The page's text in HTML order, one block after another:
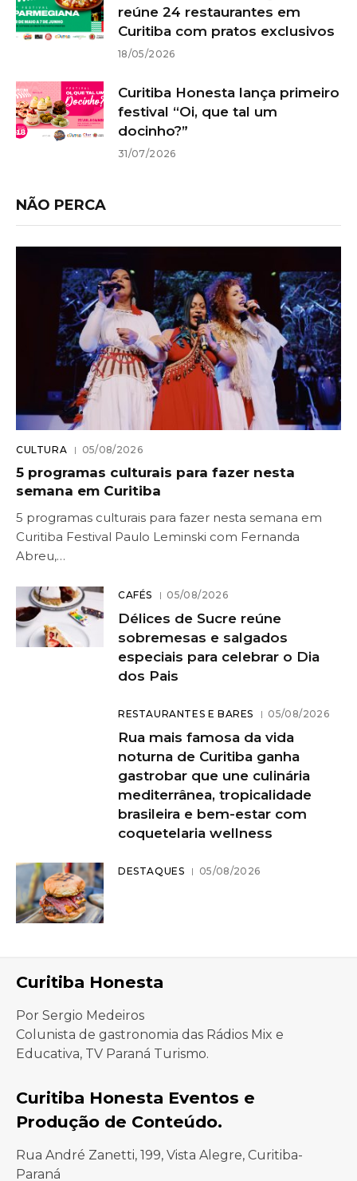
reúne 24 restaurantes em
Curitiba com pratos exclusivos
18/05/2026
Curitiba Honesta lança primeiro
festival “Oi, que tal um
docinho?”
31/07/2026
NÃO PERCA
CULTURA 05/08/2026
5 programas culturais para fazer nesta
semana em Curitiba
5 programas culturais para fazer nesta semana em
Curitiba Festival Paulo Leminski com Fernanda
Abreu,…
CAFÉS 05/08/2026
Délices de Sucre reúne
sobremesas e salgados
especiais para celebrar o Dia
dos Pais
RESTAURANTES E BARES 05/08/2026
Rua mais famosa da vida
noturna de Curitiba ganha
gastrobar que une culinária
mediterrânea, tropicalidade
brasileira e bem-estar com
coquetelaria wellness
DESTAQUES 05/08/2026
Curitiba Honesta
Por Sergio Medeiros
Colunista de gastronomia das Rádios Mix e
Educativa, TV Paraná Turismo.
Curitiba Honesta Eventos e
Produção de Conteúdo.
Rua André Zanetti, 199, Vista Alegre, Curitiba-
Paraná